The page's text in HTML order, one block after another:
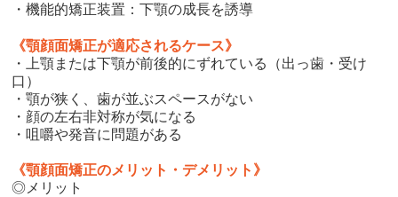
・機能的矯正装置：下顎の成長を誘導
《顎顔面矯正が適応されるケース》
・上顎または下顎が前後的にずれている（出っ歯・受け
口）
・顎が狭く、歯が並ぶスペースがない
・顔の左右非対称が気になる
・咀嚼や発音に問題がある
《顎顔面矯正のメリット・デメリット》
◎メリット